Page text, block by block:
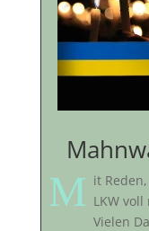
M it
LKW
Vielen